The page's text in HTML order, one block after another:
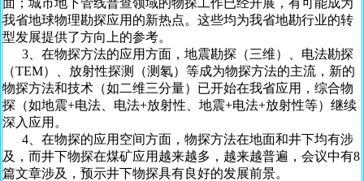
我省地球物理勘探应用的新热点。这些均为我省地勘行业的转
型发展提供了方向上的参考。
3、在物探方法的应用方面，地震勘探（三维）、电法勘探
（TEM）、放射性探测（测氡）等成为物探方法的主流，新的
物探方法和技术（如二维三分量）已开始在我省应用，综合物
探（如地震+电法、电法+放射性、地震+电法+放射性等）继续
深入应用。
4、在物探的应用空间方面，物探方法在地面和井下均有涉
及，而井下物探在煤矿应用越来越多，越来越普遍，会议中有8
篇文章涉及，预示井下物探具有良好的发展前景。